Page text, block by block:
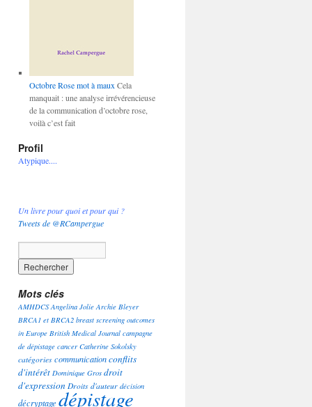
Octobre Rose mot à maux Cela
manquait : une analyse irrévérencieuse
de la communication d’octobre rose,
voilà c’est fait
Profil
Atypique....
Un livre pour quoi et pour qui ?
Tweets de @RCampergue
Mots clés
AMHDCS Angelina Jolie Archie Bleyer
BRCA1 et BRCA2 breast screening outcomes
in Europe British Medical Journal campagne
de dépistage cancer Catherine Sokolsky
catégories communicationconflits
d'intérêt Dominique Gros droit
d'expression Droits d'auteur décision
décryptage dépistage